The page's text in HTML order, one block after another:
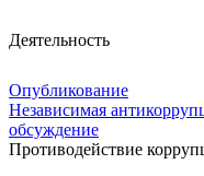
Деятельность
Опубликование
Независимая
обсуждение
Противодействие